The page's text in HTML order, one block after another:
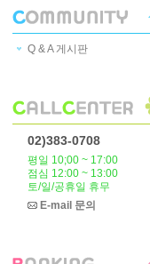
Q & A 게시판
02)383-0708
평일 10;00 ~ 17:00
점심 12:00 ~ 13:00
토/일/공휴일 휴무
E-mail 문의